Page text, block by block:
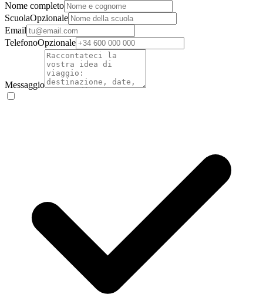
Nome completo
ScuolaOpzionale
Email
TelefonoOpzionale
Messaggio